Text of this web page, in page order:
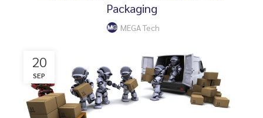
Packaging
MEGA Tech
20
SEP